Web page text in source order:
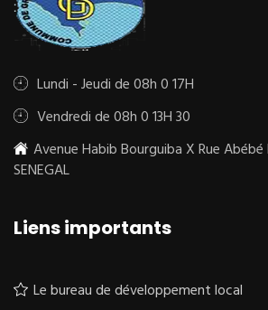
Lundi - Jeudi de 08h 0 17H
Vendredi de 08h 0 13H 30
Avenue Habib Bourguiba X Rue Abébé
SENEGAL
Liens importants
Le bureau de développement local